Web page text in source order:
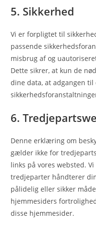
5. Sikkerhed
Vi er forpligtet til
passende
misbrug af og
Dette sikrer, at kun de
dine data, at adgangen til
6.
Denne erklæring om
gælder ikke for
links på vores websted.
tredjeparter håndterer
pålidelig eller sikker
hjemmesiders
disse hjemmesider.